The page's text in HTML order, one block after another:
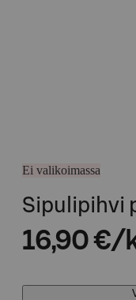
Ei valikoimassa
Sipulipihvi
16,90 €/